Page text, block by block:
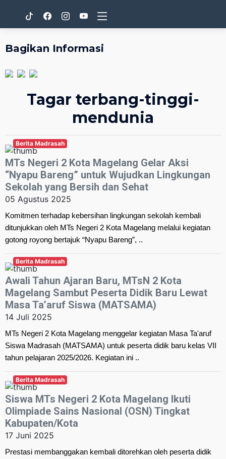
Bagikan Informasi
Tagar terbang-tinggi-
mendunia
Berita Madrasah
MTs Negeri 2 Kota Magelang Gelar Aksi
“Nyapu Bareng” untuk Wujudkan Lingkungan
Sekolah yang Bersih dan Sehat
05 Agustus 2025
Komitmen terhadap kebersihan lingkungan sekolah kembali
ditunjukkan oleh MTs Negeri 2 Kota Magelang melalui kegiatan
gotong royong bertajuk “Nyapu Bareng”, ..
Berita Madrasah
Awali Tahun Ajaran Baru, MTsN 2 Kota
Magelang Sambut Peserta Didik Baru Lewat
Masa Ta’aruf Siswa (MATSAMA)
14 Juli 2025
MTs Negeri 2 Kota Magelang menggelar kegiatan Masa Ta'aruf
Siswa Madrasah (MATSAMA) untuk peserta didik baru kelas VII
tahun pelajaran 2025/2026. Kegiatan ini ..
Berita Madrasah
Siswa MTs Negeri 2 Kota Magelang Ikuti
Olimpiade Sains Nasional (OSN) Tingkat
Kabupaten/Kota
17 Juni 2025
Prestasi membanggakan kembali ditorehkan oleh peserta didik